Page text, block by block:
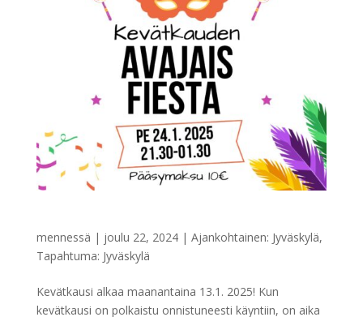
mennessä | joulu 22, 2024| Ajankohtainen: Jyväskylä,
Tapahtuma: Jyväskylä
Kevätkausi alkaa maanantaina 13.1. 2025! Kun
kevätkausi on polkaistu onnistuneesti käyntiin, on aika